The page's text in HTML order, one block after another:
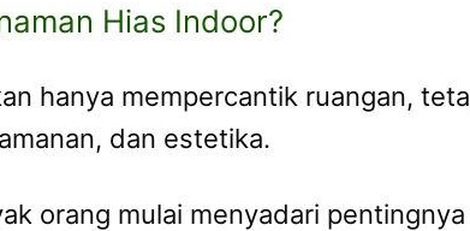
Hias Indoor?
hanya mempercantik ruangan,
dan estetika.
orang mulai menyadari